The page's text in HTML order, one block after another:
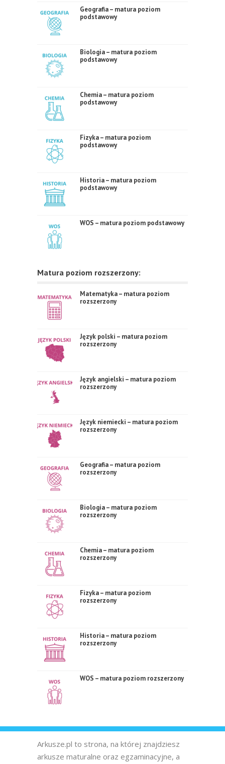
Geografia – matura poziom
podstawowy
Biologia – matura poziom
podstawowy
Chemia – matura poziom
podstawowy
Fizyka – matura poziom
podstawowy
Historia – matura poziom
podstawowy
WOS – matura poziom podstawowy
Matura poziom rozszerzony:
Matematyka – matura poziom
rozszerzony
Język polski – matura poziom
rozszerzony
Język angielski – matura poziom
rozszerzony
Język niemiecki – matura poziom
rozszerzony
Geografia – matura poziom
rozszerzony
Biologia – matura poziom
rozszerzony
Chemia – matura poziom
rozszerzony
Fizyka – matura poziom
rozszerzony
Historia – matura poziom
rozszerzony
WOS – matura poziom rozszerzony
Arkusze.pl to strona, na której znajdziesz
arkusze maturalne oraz egzaminacyjne, a